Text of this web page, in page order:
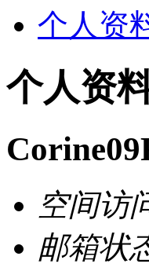
个人资
个人资
空间访
邮箱状